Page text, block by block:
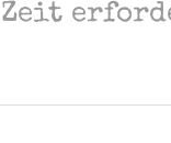
Zeit